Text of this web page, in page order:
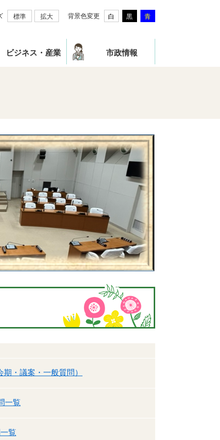
標準 拡大 背景色変更 白 黒 青
ビジネス・産業 市政情報
・議案・一般質問）
一覧
覧